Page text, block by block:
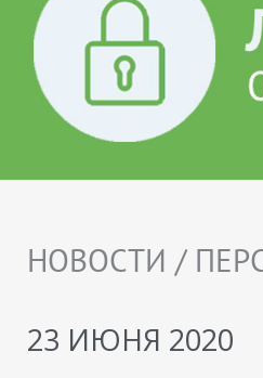
НОВОСТИ /
23 ИЮНЯ 2020